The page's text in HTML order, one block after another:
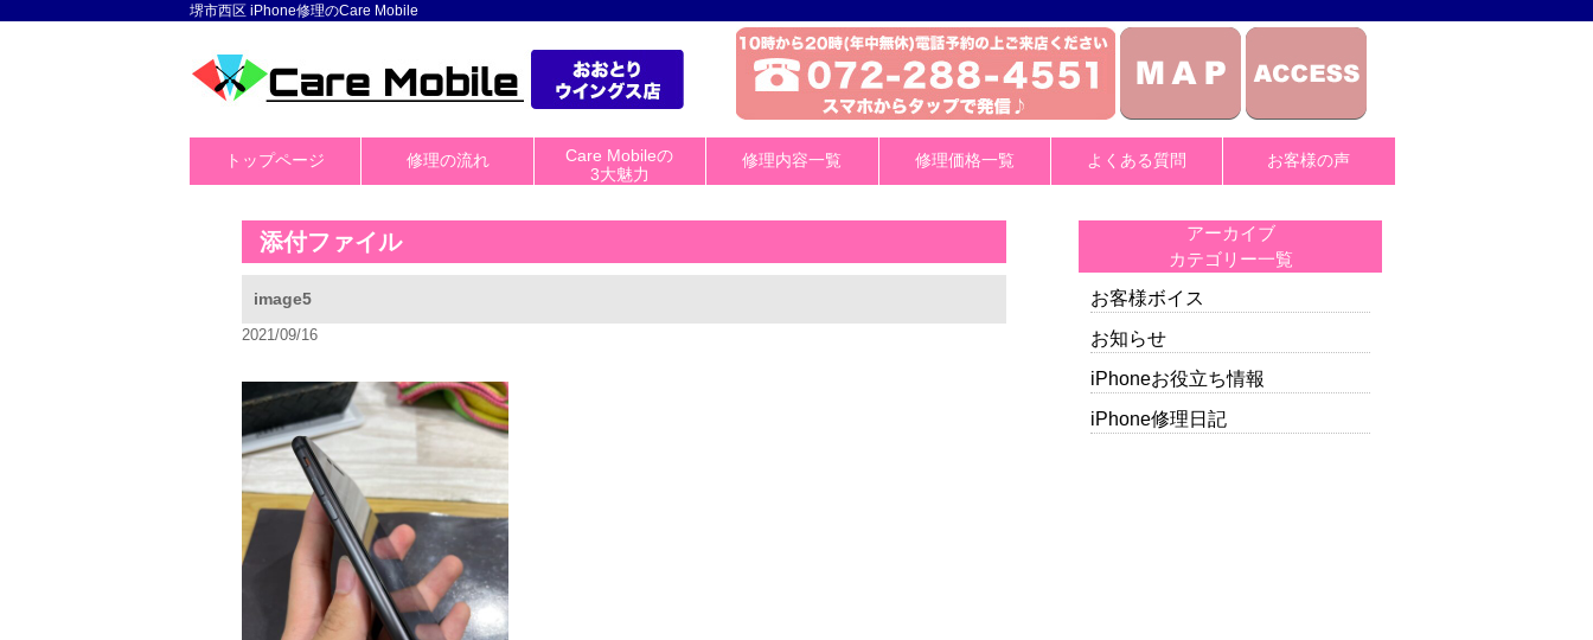
堺市西区 iPhone修理のCare Mobile
トップページ 修理の流れ
Care Mobileの
3大魅力
修理内容一覧 修理価格一覧 よくある質問 お客様の声
添付ファイル
image5
2021/09/16
アーカイブ
カテゴリー一覧
お客様ボイス
お知らせ
iPhoneお役立ち情報
iPhone修理日記